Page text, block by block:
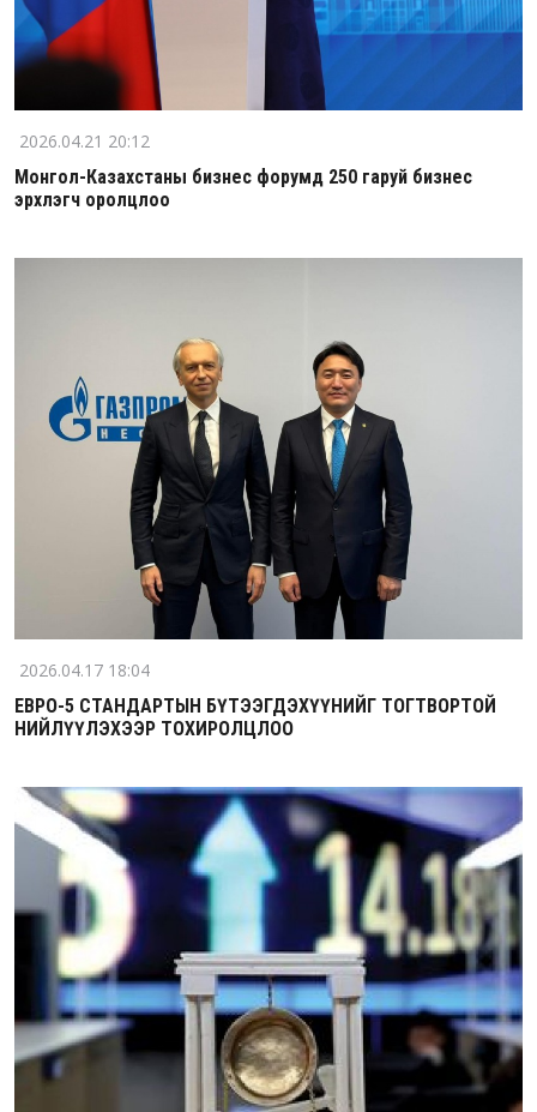
2026.04.21 20:12
Монгол-Казахстаны бизнес форумд 250 гаруй бизнес
эрхлэгч оролцлоо
2026.04.17 18:04
ЕВРО-5 СТАНДАРТЫН БҮТЭЭГДЭХҮҮНИЙГ ТОГТВОРТОЙ
НИЙЛҮҮЛЭХЭЭР ТОХИРОЛЦЛОО